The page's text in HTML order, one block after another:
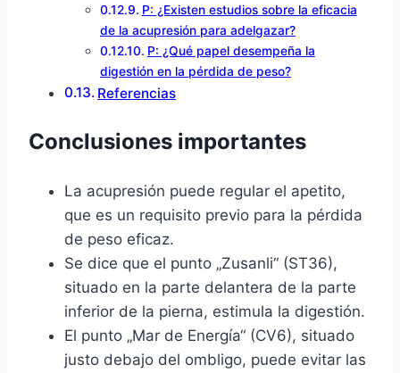
P: ¿Existen estudios sobre la eficacia
de la acupresión para adelgazar?
P: ¿Qué papel desempeña la
digestión en la pérdida de peso?
Referencias
Conclusiones importantes
La acupresión puede regular el apetito,
que es un requisito previo para la pérdida
de peso eficaz.
Se dice que el punto „Zusanli“ (ST36),
situado en la parte delantera de la parte
inferior de la pierna, estimula la digestión.
El punto „Mar de Energía“ (CV6), situado
justo debajo del ombligo, puede evitar las